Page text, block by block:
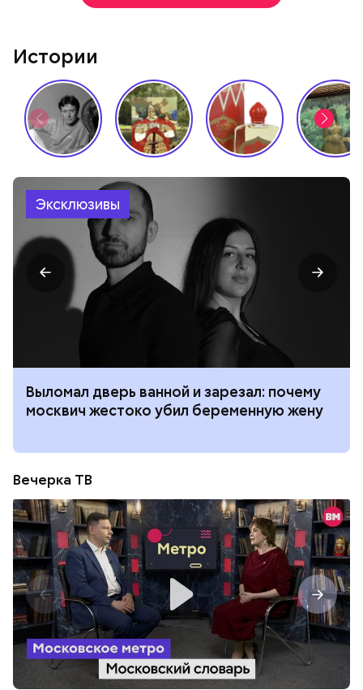
Истории
Эксклюзивы
Выломал дверь ванной и зарезал: почему
москвич жестоко убил беременную жену
Вечерка ТВ